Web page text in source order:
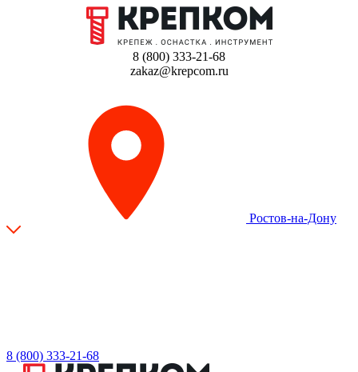
8 (800) 333-21-68
zakaz@krepcom.ru
Ростов-на-Дону
8 (800) 333-21-68